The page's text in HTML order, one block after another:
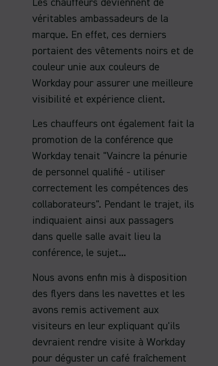
Les chauffeurs deviennent de
véritables ambassadeurs de la
marque. En effet, ces derniers
portaient des vêtements noirs et de
couleur unie aux couleurs de
Workday pour assurer une meilleure
visibilité et expérience client.
Les chauffeurs ont également fait la
promotion de la conférence que
Workday tenait "Vaincre la pénurie
de personnel qualifié - utiliser
correctement les compétences des
collaborateurs". Pendant le trajet, ils
indiquaient ainsi aux passagers
dans quelle salle avait lieu la
conférence, le sujet...
Nous avons enfin mis à disposition
des flyers dans les navettes et les
avons remis activement aux
visiteurs en leur expliquant qu'ils
devraient rendre visite à Workday
pour déguster un café fraîchement